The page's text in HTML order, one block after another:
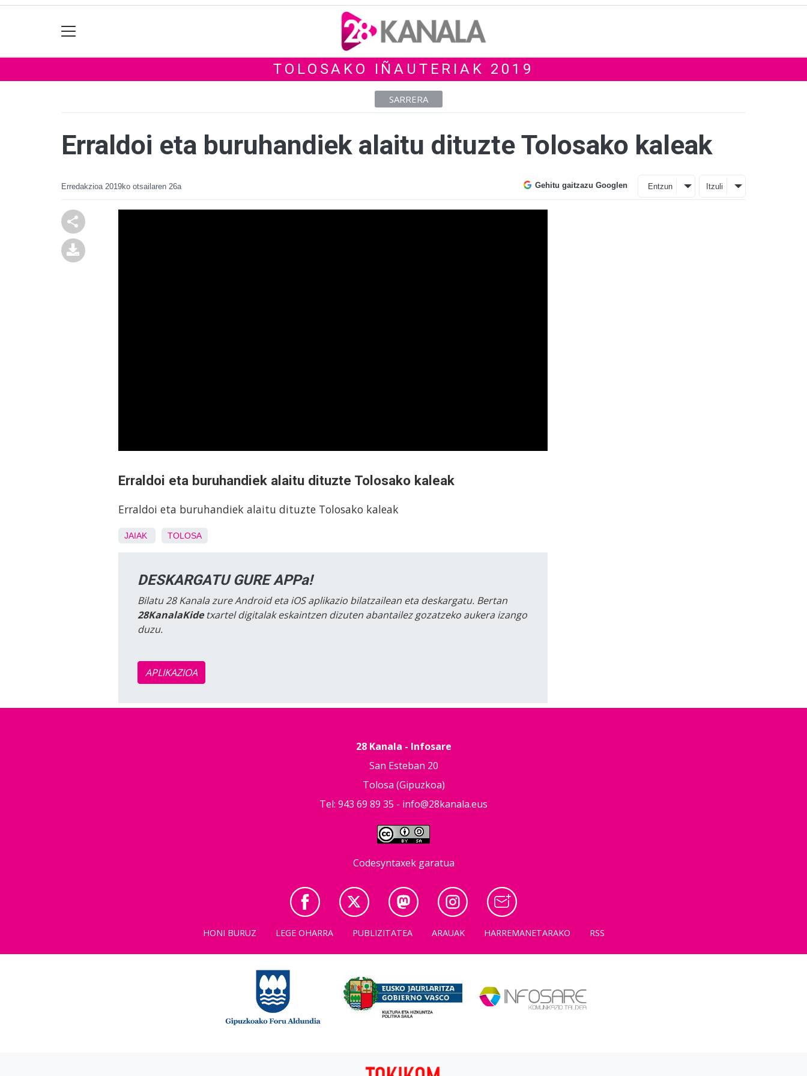
TOLOSAKO IÑAUTERIAK 2019
SARRERA
Erraldoi eta buruhandiek alaitu dituzte Tolosako kaleak
Erredakzioa 2019ko otsailaren 26a Gehitu gaitzazu Googlen Entzun Itzuli
Erraldoi eta buruhandiek alaitu dituzte Tolosako kaleak
Erraldoi eta buruhandiek alaitu dituzte Tolosako kaleak
JAIAK TOLOSA
DESKARGATU GURE APPa!
Bilatu 28 Kanala zure Android eta iOS aplikazio bilatzailean eta deskargatu. Bertan
28KanalaKidetxartel digitalak eskaintzen dizuten abantailez gozatzeko aukera izango
duzu.
APLIKAZIOA
28 Kanala - Infosare
San Esteban 20
Tolosa (Gipuzkoa)
Tel: 943 69 89 35 - info@28kanala.eus
Codesyntaxek garatua
HONI BURUZ LEGE OHARRA PUBLIZITATEA ARAUAK HARREMANETARAKO RSS